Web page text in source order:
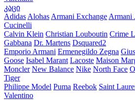
კაცი
Adidas Alohas Armani Exchange Armani
Cucinelli
Calvin Klein Christian Louboutin Crime
Gabbana Dr. Martens Dsquared2
Emporio Armani Ermenegildo Zegna
Goose Isabel Marant Lacoste Maison
Moncler New Balance Nike North Face
Tiger
Philippe Model Puma Reebok Saint
Valentino